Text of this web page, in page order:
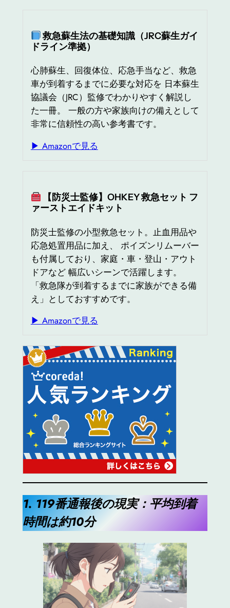
救急蘇生法の基礎知識（JRC蘇生ガイ
ドライン準拠）
心肺蘇生、回復体位、応急手当など、救急
車が到着するまでに必要な対応を 日本蘇生
協議会（JRC）監修でわかりやすく解説し
た一冊。 一般の方や家族向けの備えとして
非常に信頼性の高い参考書です。
▶ Amazonで見る
【防災士監修】OHKEY 救急セット フ
ァーストエイドキット
防災士監修の小型救急セット。止血用品や
応急処置用品に加え、 ポイズンリムーバー
も付属しており、家庭・車・登山・アウト
ドアなど 幅広いシーンで活躍します。
「救急隊が到着するまでに家族ができる備
え」としておすすめです。
▶ Amazonで見る
1. 119番通報後の現実：平均到着
時間は約10分